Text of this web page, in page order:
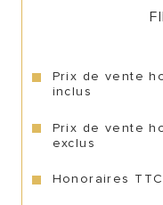
Prix de vente
inclus
Prix de vente
exclus
Honoraires